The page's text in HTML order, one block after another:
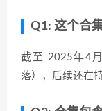
Q1: 这个合
截至 2025年4
落），后续还在